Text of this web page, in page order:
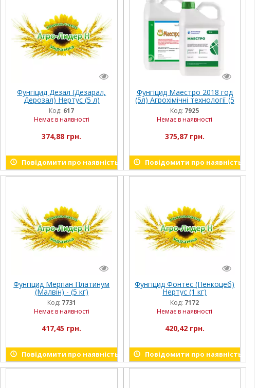
Фунгіцид Дезал (Дезарал,
Дерозал) Нертус (5 л)
Код: 617
Немає в наявності
374,88 грн.
Повідомити про наявність
Фунгіцид Маестро 2018 год
(5л) Агрохімічні технології (5
л)
Код: 7925
Немає в наявності
375,87 грн.
Повідомити про наявність
Фунгіцид Мерпан Платинум
(Малвін) - (5 кг)
Код: 7731
Немає в наявності
417,45 грн.
Повідомити про наявність
Фунгіцид Фонтес (Пенкоцеб)
Нертус (1 кг)
Код: 7172
Немає в наявності
420,42 грн.
Повідомити про наявність